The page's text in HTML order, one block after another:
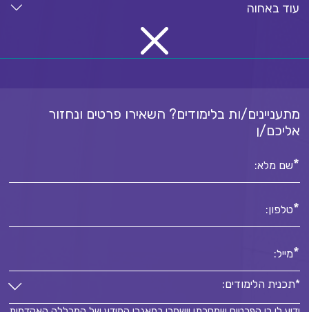
עוד באחוה
מתעניינים/ות בלימודים? השאירו פרטים ונחזור
אליכם/ן
שם מלא:*
טלפון:*
מייל:*
*תכנית הלימודים: